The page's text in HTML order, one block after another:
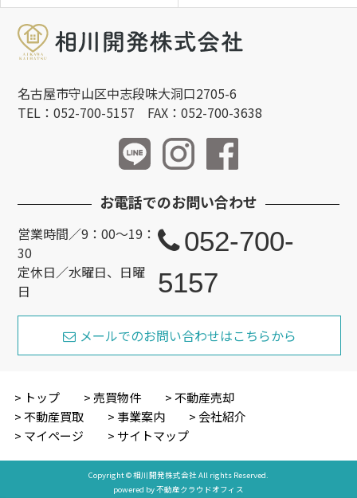
名古屋市守山区中志段味大洞口2705-6
TEL：052-700-5157 FAX：052-700-3638
お電話でのお問い合わせ
営業時間／9：00～19：
30
定休日／水曜日、日曜
日
052-700-
5157
メールでのお問い合わせはこちらから
トップ 売買物件
不動産売却
不動産買取
事業案内
会社紹介
マイページ
サイトマップ
Copyright © 相川開発株式会社 All rights Reserved.
powered by 不動産クラウドオフィス